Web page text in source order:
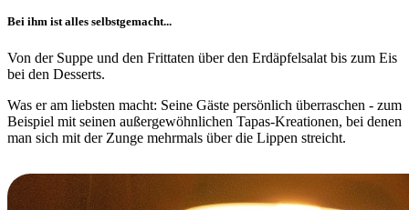
Bei ihm ist alles selbstgemacht...
Von der Suppe und den Frittaten über den Erdäpfelsalat bis zum Eis
bei den Desserts.
Was er am liebsten macht: Seine Gäste persönlich überraschen - zum
Beispiel mit seinen außergewöhnlichen Tapas-Kreationen, bei denen
man sich mit der Zunge mehrmals über die Lippen streicht.